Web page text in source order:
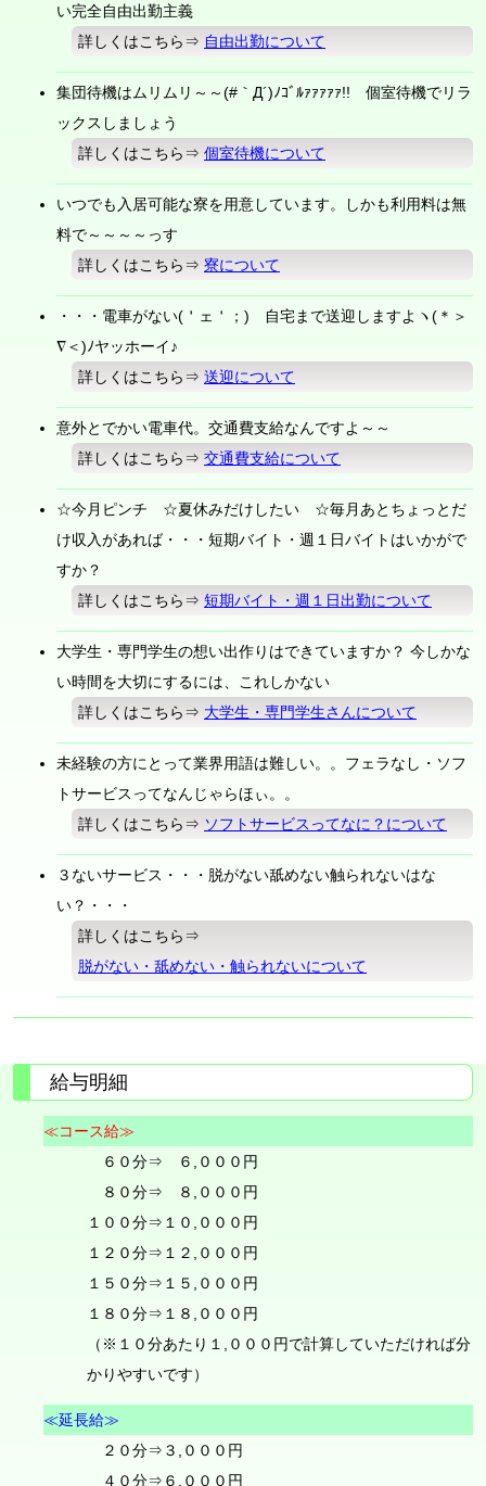
い完全自由出勤主義
詳しくはこちら⇒ 自由出勤について
集団待機はムリムリ～～(#｀Д´)ﾉｺﾞﾙｧｧｧｧｧ!! 個室待機でリラ
ックスしましょう
詳しくはこちら⇒個室待機について
いつでも入居可能な寮を用意しています。しかも利用料は無
料で～～～～っす
詳しくはこちら⇒寮について
・・・電車がない(＇ェ＇；) 自宅まで送迎しますよヽ(＊＞
∇＜)ﾉヤッホーイ♪
詳しくはこちら⇒送迎について
意外とでかい電車代。交通費支給なんですよ～～
詳しくはこちら⇒交通費支給について
☆今月ピンチ ☆夏休みだけしたい ☆毎月あとちょっとだ
け収入があれば・・・短期バイト・週１日バイトはいかがで
すか？
詳しくはこちら⇒短期バイト・週１日出勤について
大学生・専門学生の想い出作りはできていますか？ 今しかな
い時間を大切にするには、これしかない
詳しくはこちら⇒ 大学生・専門学生さんについて
未経験の方にとって業界用語は難しい。。フェラなし・ソフ
トサービスってなんじゃらほぃ。。
詳しくはこちら⇒ ソフトサービスってなに？について
３ないサービス・・・脱がない舐めない触られないはな
い？・・・
詳しくはこちら⇒
脱がない・舐めない・触られないについて
給与明細
≪コース給≫
６０分⇒ ６,０００円
８０分⇒ ８,０００円
１００分⇒１０,０００円
１２０分⇒１２,０００円
１５０分⇒１５,０００円
１８０分⇒１８,０００円
（※１０分あたり１,０００円で計算していただければ分
かりやすいです）
≪延長給≫
２０分⇒３,０００円
４０分⇒６,０００円